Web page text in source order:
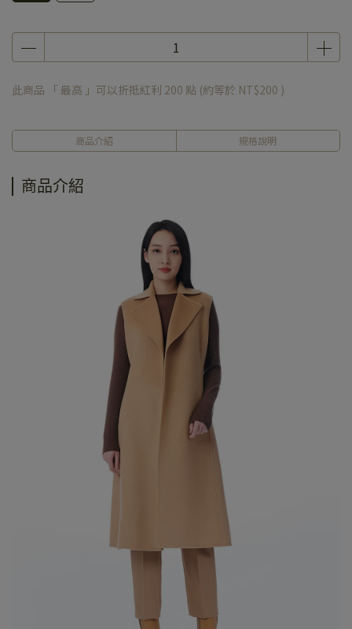
此商品 「 最高 」可以折抵紅利 200 點 (約等於 NT$200 )
商品介紹 規格說明
商品介紹